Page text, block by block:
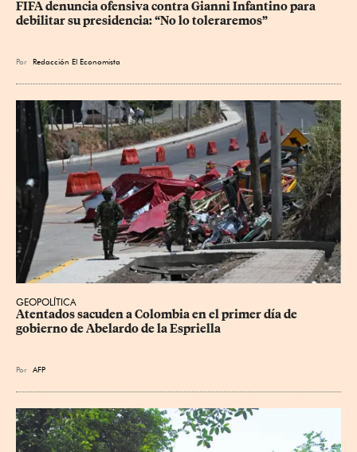
FIFA denuncia ofensiva contra Gianni Infantino para
debilitar su presidencia: “No lo toleraremos”
Por Redacción El Economista
GEOPOLÍTICA
Atentados sacuden a Colombia en el primer día de
gobierno de Abelardo de la Espriella
Por AFP